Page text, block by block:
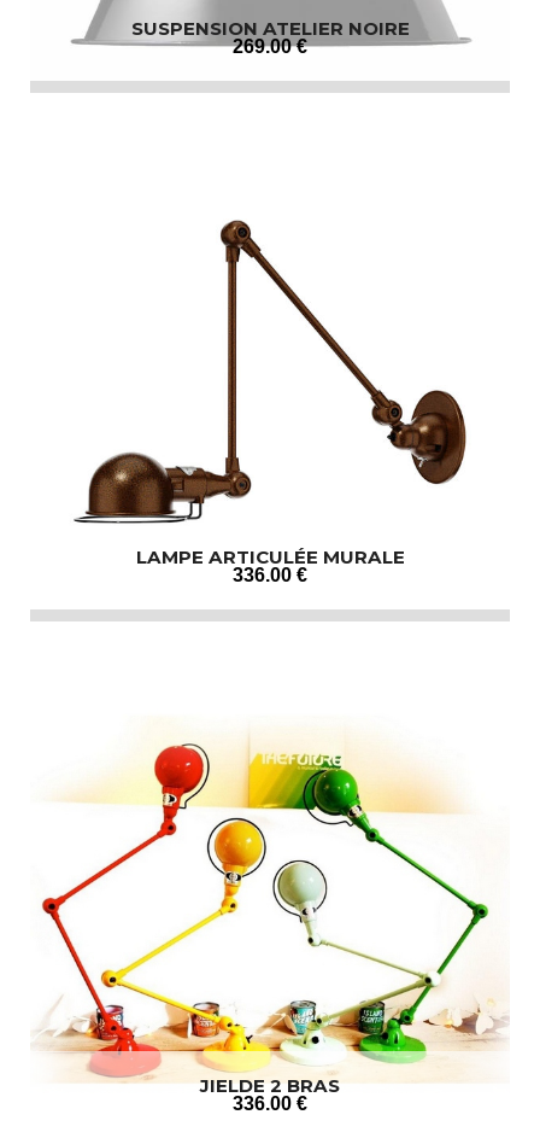
SUSPENSION ATELIER NOIRE
269.00 €
LAMPE ARTICULÉE MURALE
336.00 €
JIELDE 2 BRAS
336.00 €